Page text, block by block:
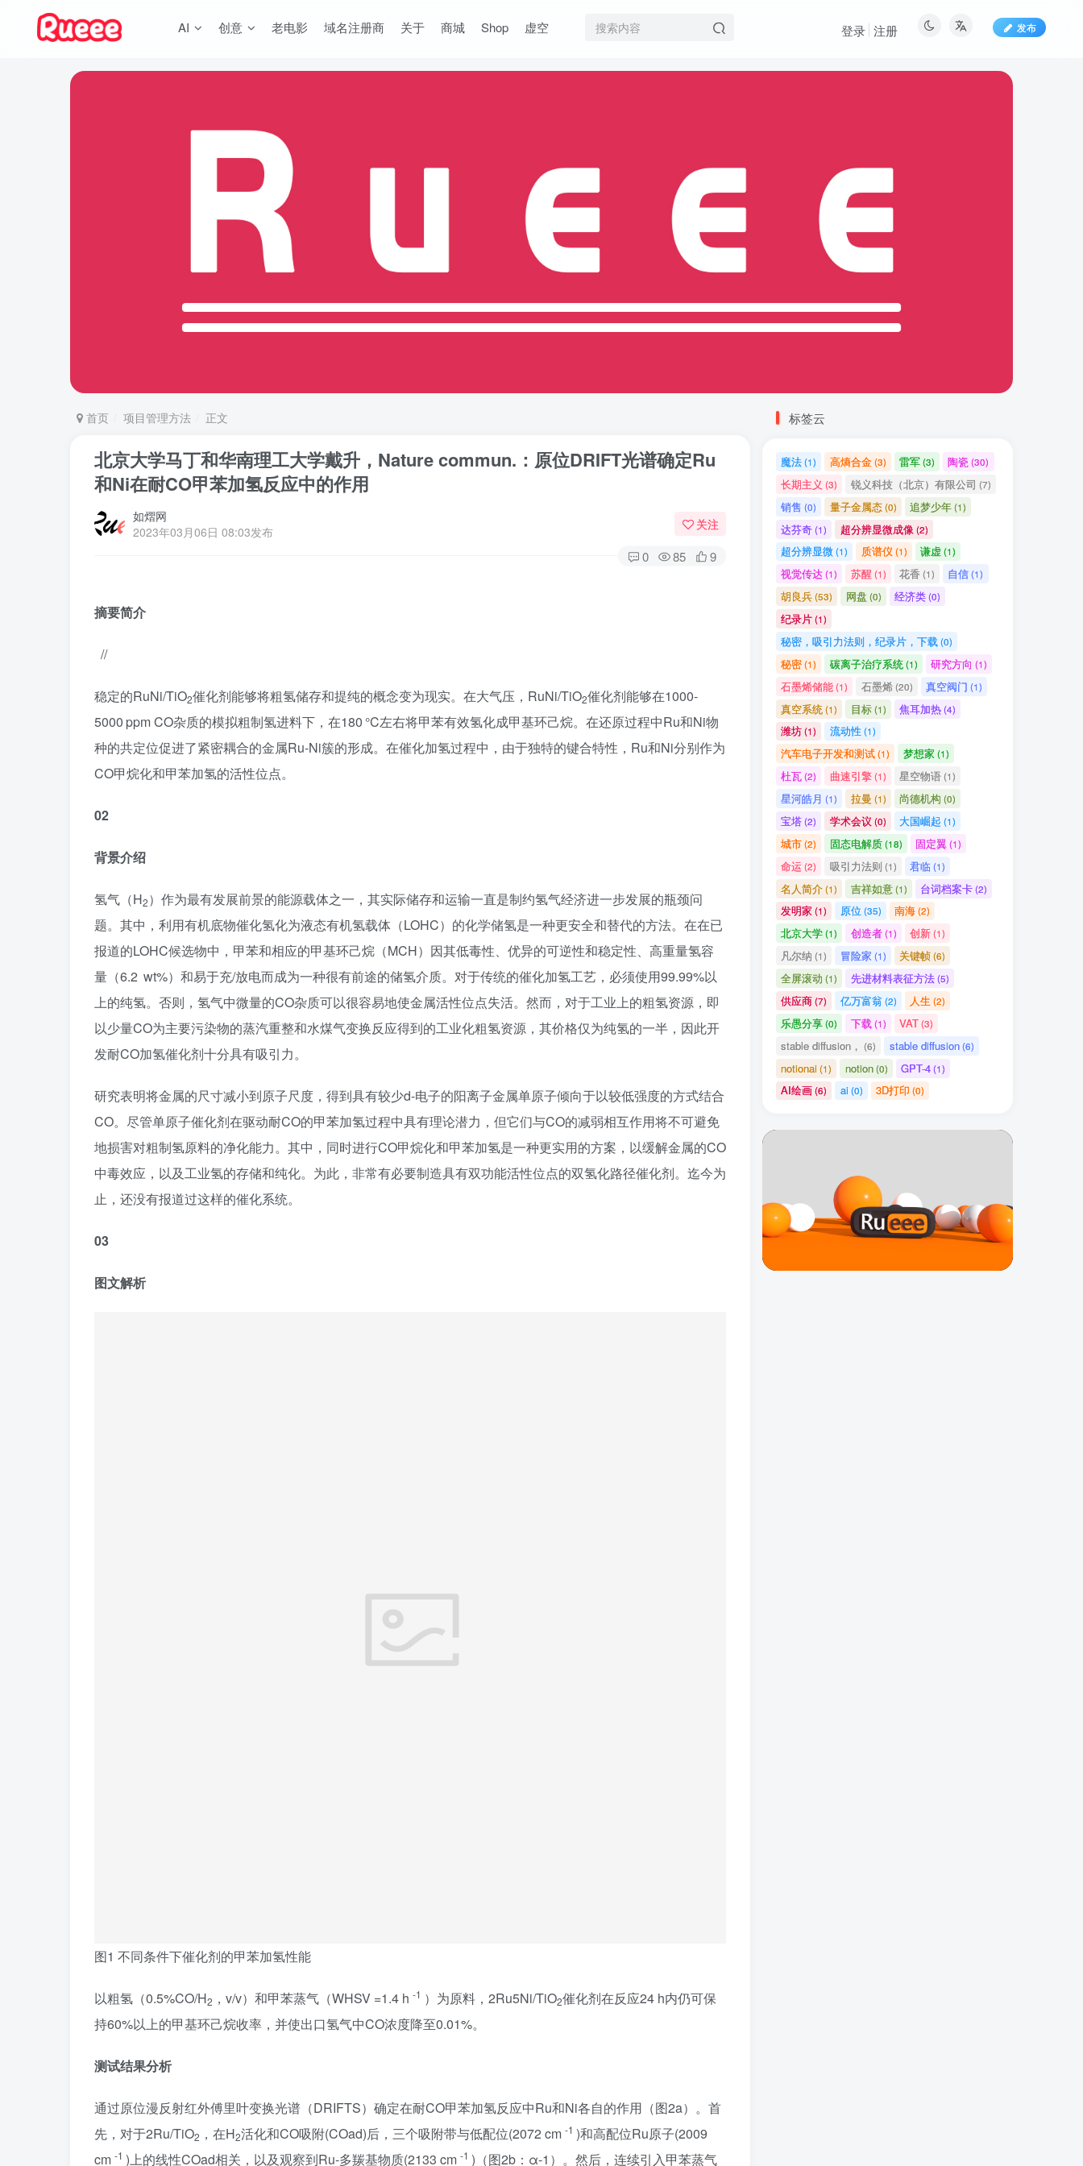
AI 创意 老电影 域名注册商 关于 商城 Shop 虚空 发布
登录 注册
首页 项目管理方法 正文
北京大学马丁和华南理工大学戴升，Nature commun.：原位DRIFT光谱确定Ru
和Ni在耐CO甲苯加氢反应中的作用
如熠网
2023年03月06日 08:03发布
关注
0 85 9
摘要简介
//
稳定的RuNi/TiO2催化剂能够将粗氢储存和提纯的概念变为现实。在大气压，RuNi/TiO2催化剂能够在1000-
5000 ppm CO杂质的模拟粗制氢进料下，在180 °C左右将甲苯有效氢化成甲基环己烷。在还原过程中Ru和Ni物
种的共定位促进了紧密耦合的金属Ru-Ni簇的形成。在催化加氢过程中，由于独特的键合特性，Ru和Ni分别作为
CO甲烷化和甲苯加氢的活性位点。
02
背景介绍
氢气（H2）作为最有发展前景的能源载体之一，其实际储存和运输一直是制约氢气经济进一步发展的瓶颈问
题。其中，利用有机底物催化氢化为液态有机氢载体（LOHC）的化学储氢是一种更安全和替代的方法。在在已
报道的LOHC候选物中，甲苯和相应的甲基环己烷（MCH）因其低毒性、优异的可逆性和稳定性、高重量氢容
量（6.2 wt%）和易于充/放电而成为一种很有前途的储氢介质。对于传统的催化加氢工艺，必须使用99.99%以
上的纯氢。否则，氢气中微量的CO杂质可以很容易地使金属活性位点失活。然而，对于工业上的粗氢资源，即
以少量CO为主要污染物的蒸汽重整和水煤气变换反应得到的工业化粗氢资源，其价格仅为纯氢的一半，因此开
发耐CO加氢催化剂十分具有吸引力。
研究表明将金属的尺寸减小到原子尺度，得到具有较少d-电子的阳离子金属单原子倾向于以较低强度的方式结合
CO。尽管单原子催化剂在驱动耐CO的甲苯加氢过程中具有理论潜力，但它们与CO的减弱相互作用将不可避免
地损害对粗制氢原料的净化能力。其中，同时进行CO甲烷化和甲苯加氢是一种更实用的方案，以缓解金属的CO
中毒效应，以及工业氢的存储和纯化。为此，非常有必要制造具有双功能活性位点的双氢化路径催化剂。迄今为
止，还没有报道过这样的催化系统。
03
图文解析
图1 不同条件下催化剂的甲苯加氢性能
以粗氢（0.5%CO/H2 ，v/v）和甲苯蒸气（WHSV =1.4 h -1 ）为原料，2Ru5Ni/TiO2催化剂在反应24 h内仍可保
持60%以上的甲基环己烷收率，并使出口氢气中CO浓度降至0.01%。
测试结果分析
通过原位漫反射红外傅里叶变换光谱（DRIFTS）确定在耐CO甲苯加氢反应中Ru和Ni各自的作用（图2a）。首
先，对于2Ru/TiO2 ，在H2活化和CO吸附(COad)后，三个吸附带与低配位(2072 cm -1 )和高配位Ru原子(2009
cm -1 )上的线性COad相关，以及观察到Ru-多羰基物质(2133 cm -1 )（图2b：α-1）。然后，连续引入甲苯蒸气
标签云
魔法(1) 高熵合金(3) 雷军(3) 陶瓷(30)
长期主义 (3) 锐义科技（北京）有限公司 (7)
销售 (0) 量子金属态(0) 追梦少年(1)
达芬奇(1) 超分辨显微成像 (2)
超分辨显微(1) 质谱仪 (1) 谦虚(1)
视觉传达(1) 苏醒 (1) 花香 (1) 自信(1)
胡良兵(53) 网盘 (0) 经济类(0)
纪录片(1)
秘密，吸引力法则，纪录片，下载(0)
秘密(1) 碳离子治疗系统(1) 研究方向 (1)
石墨烯储能(1) 石墨烯(20) 真空阀门 (1)
真空系统(1) 目标(1) 焦耳加热(4)
潍坊(1) 流动性 (1)
汽车电子开发和测试(1) 梦想家 (1)
杜瓦(2) 曲速引擎(1) 星空物语(1)
星河皓月 (1) 拉曼 (1) 尚德机构 (0)
宝塔(2) 学术会议 (0) 大国崛起 (1)
城市(2) 固态电解质(18) 固定翼(1)
命运(2) 吸引力法则 (1) 君临(1)
名人简介(1) 吉祥如意(1) 台词档案卡(2)
发明家 (1) 原位 (35) 南海(2)
北京大学(1) 创造者(1) 创新(1)
凡尔纳 (1) 冒险家 (1) 关键帧(6)
全屏滚动 (1) 先进材料表征方法(5)
供应商(7) 亿万富翁 (2) 人生 (2)
乐愚分享(0) 下载(1) VAT(3)
stable diffusion， (6) stable diffusion(6)
notionai(1) notion(0) GPT-4(1)
AI绘画(6) ai(0) 3D打印 (0)